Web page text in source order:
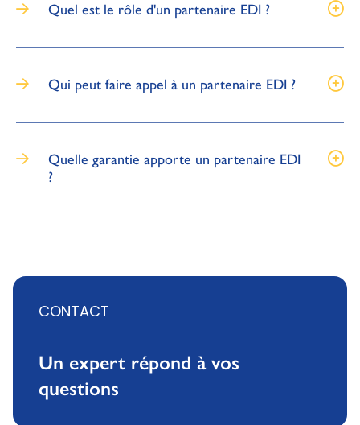
Quel est le rôle d'un partenaire EDI ?
Qui peut faire appel à un partenaire EDI ?
Quelle garantie apporte un partenaire EDI
?
CONTACT
Un expert répond à vos
questions